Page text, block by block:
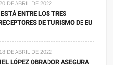
20 DE ABRIL DE 2022
ENTRE LOS TRES
DE TURISMO DE EU
18 DE ABRIL DE 2022
LÓPEZ OBRADOR ASEGURA